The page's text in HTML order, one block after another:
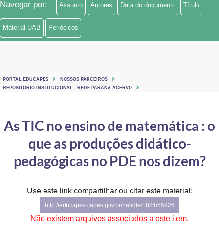
Ministério de Minas e Energia
Ministério da Ciência, Tecnologia, Inovações e Comunicações
Ministério do Turismo
Controladoria-Geral da União
Ministério da Mulher, da Família e dos Direitos Humanos
Secretaria-Geral
Gabinete de Segurança Institucional
Navegar por: Assunto Autores Data do documento Título
Material UAB Periódicos
PORTAL EDUCAPES
NOSSOS PARCEIROS
REPOSITÓRIO INSTITUCIONAL - REDE PARANÁ ACERVO
As TIC no ensino de matemática : o
que as produções didático-
pedagógicas no PDE nos dizem?
Use este link compartilhar ou citar este material:
http://educapes.capes.gov.br/handle/1884/55926
Não existem arquivos associados a este item.